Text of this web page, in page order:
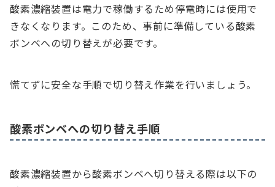
酸素濃縮装置は電力で稼働するため停電時には使用で
きなくなります。このため、事前に準備している酸素
ボンベへの切り替えが必要です。
慌てずに安全な手順で切り替え作業を行いましょう。
酸素ボンベへの切り替え手順
酸素濃縮装置から酸素ボンベへ切り替える際は以下の